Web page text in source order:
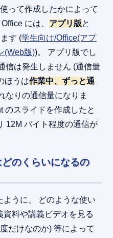
って作成したかによって
には、 アプリ版と
す (学生向け/Office(アプ
(Web版))。 アプリ版でし
信は発生しません (通信量
ほうは作業中、ずっと通
なりの通信量になりま
のスライドを作成したと
12M バイト程度の通信が
のくらいになるの
ように、 どのような使い
料や講義ビデオを見る
だけなのか) 等によって